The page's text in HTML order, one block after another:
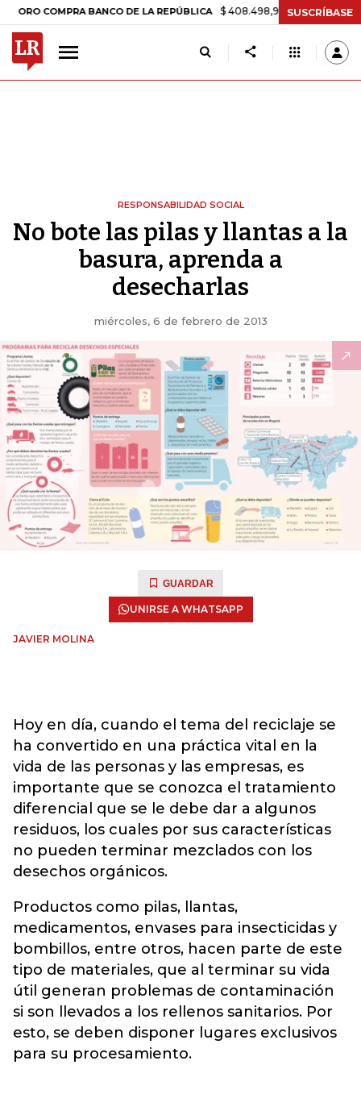
COMPRA BANCO DE LA REPÚBLICA $ 408.498,97 +$ 8.753,81 +2,19%
SUSCRÍBASE
RESPONSABILIDAD SOCIAL
No bote las pilas y llantas a la
basura, aprenda a
desecharlas
miércoles, 6 de febrero de 2013
GUARDAR
UNIRSE A WHATSAPP
JAVIER MOLINA
Hoy en día, cuando el tema del reciclaje se
ha convertido en una práctica vital en la
vida de las personas y las empresas, es
importante que se conozca el tratamiento
diferencial que se le debe dar a algunos
residuos, los cuales por sus características
no pueden terminar mezclados con los
desechos orgánicos.
Productos como pilas, llantas,
medicamentos, envases para insecticidas y
bombillos, entre otros, hacen parte de este
tipo de materiales, que al terminar su vida
útil generan problemas de contaminación
si son llevados a los rellenos sanitarios. Por
esto, se deben disponer lugares exclusivos
para su procesamiento.